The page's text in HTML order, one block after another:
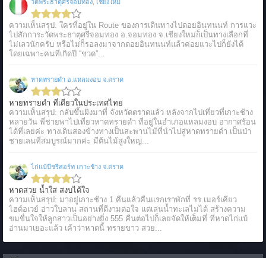
วัดพระธาตุศรีจอมทอง, เชียงใหม่
ความเห็นสรุป: ใครที่อยู่ใน Route ของการเดินทางไปดอยอินทนนท์ การแวะ
ไปสักการะวัดพระธาตุศรีจอมทอง อ.จอมทอง จ.เชียงใหม่ก็เป็นทางเลือกที่
ไม่เลวนักครับ หรือไม่ก็รอลงมาจากดอยอินทนนท์แล้วค่อยแวะไปก็ยังได้
โดยเฉพาะคนที่เกิดปี “ชวด”...
หาดทรายดำ อ.แหลมงอบ จ.ตราด
หายทรายดำ ที่เดียวในประเทศไทย
ความเห็นสรุป: กลับขึ้นฝั่งมาที่ จังหวัดตราดแล้ว หลังจากไปเที่ยวที่เกาะช้าง
หลายวัน พี่ชายพาไปเที่ยวหาดทรายดำ ที่อยู่ในอำเภอแหลมงอบ อากาศร้อน
ได้ที่เลยค่ะ ทางเดินสองข้างทางเป็นสะพานไม้ที่นำไปสู่หาดทรายดำ เป็นป่า
ชายเลนที่สมบูรณ์มากค่ะ มีต้นไม้สูงใหญ่...
ไก่แบ้บีชรีสอร์ท เกาะช้าง จ.ตราด
หาดสวย น้ำใส สงบได้ใจ
ความเห็นสรุป: มาอยู่เกาะช้าง 1 คืนแล้วคืนแรกเราพักที่ รร.เมอร์เคียว
ไฮด์อเวย์ อ่าวใบลาน สถานที่ดีงามต่อใจ แต่เล่นน้ำทะเลไม่ได้ สร้างความ
ขมขื่นใจให้ลูกสาวเป็นอย่างยิ่ง 555 คืนต่อไปก็เลยจัดให้เต็มที่ ที่หาดไก่แบ้
อ่านมาเยอะแล้ว เค้าว่าหาดนี้ ทรายขาว สวย...